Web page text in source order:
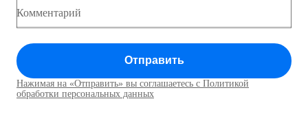
Комментарий
Отправить
Нажимая на «Отправить» вы соглашаетесь с Политикой
обработки персональных данных